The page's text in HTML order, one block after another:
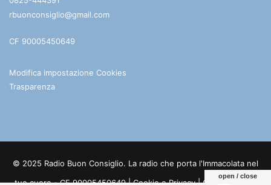
rbuonconsiglio@gmail.com
CF 90005450649
Modifica impostazione Cookies
Trasparenza
© 2025 Radio Buon Consiglio. La radio che porta l'Immacolata nel
tuo cuore - CF 90005450649 |Cookie e Privacy| Credits:
open / close